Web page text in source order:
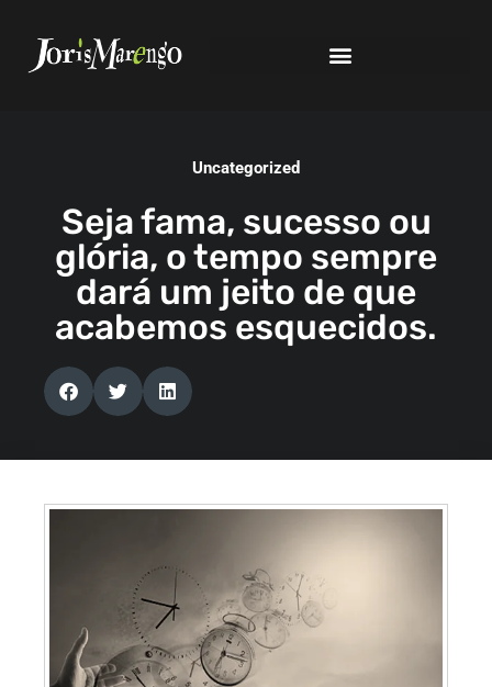
Uncategorized
Seja fama, sucesso ou
glória, o tempo sempre
dará um jeito de que
acabemos esquecidos.